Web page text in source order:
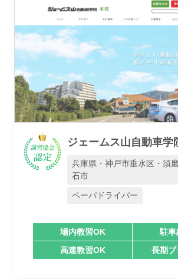
ジェームス山自動車学
兵庫県・神戸市垂水区・須
石市
ペーパドライバー
場内教習OK
駐
高速教習OK
長期